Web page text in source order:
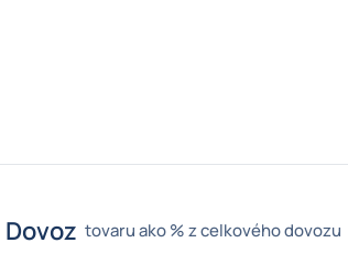
Dovoz tovaru ako % z celkového dovozu